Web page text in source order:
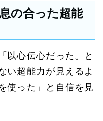
の合った超能
以心伝心だった。と
い超能力が見えるよ
使った」と自信を見